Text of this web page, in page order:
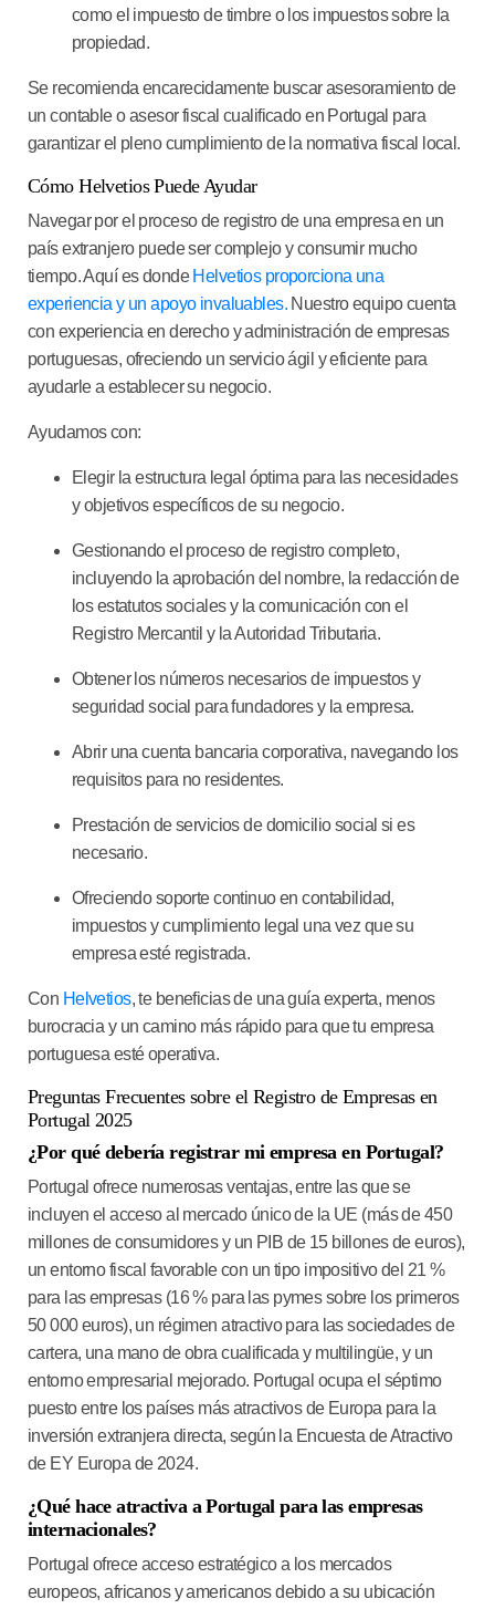
como el impuesto de timbre o los impuestos sobre la
propiedad.
Se recomienda encarecidamente buscar asesoramiento de
un contable o asesor fiscal cualificado en Portugal para
garantizar el pleno cumplimiento de la normativa fiscal local.
Cómo Helvetios Puede Ayudar
Navegar por el proceso de registro de una empresa en un
país extranjero puede ser complejo y consumir mucho
tiempo. Aquí es dondeHelvetios proporciona una
experiencia y un apoyo invaluables. Nuestro equipo cuenta
con experiencia en derecho y administración de empresas
portuguesas, ofreciendo un servicio ágil y eficiente para
ayudarle a establecer su negocio.
Ayudamos con:
Elegir la estructura legal óptima para las necesidades
y objetivos específicos de su negocio.
Gestionando el proceso de registro completo,
incluyendo la aprobación del nombre, la redacción de
los estatutos sociales y la comunicación con el
Registro Mercantil y la Autoridad Tributaria.
Obtener los números necesarios de impuestos y
seguridad social para fundadores y la empresa.
Abrir una cuenta bancaria corporativa, navegando los
requisitos para no residentes.
Prestación de servicios de domicilio social si es
necesario.
Ofreciendo soporte continuo en contabilidad,
impuestos y cumplimiento legal una vez que su
empresa esté registrada.
Con Helvetios, te beneficias de una guía experta, menos
burocracia y un camino más rápido para que tu empresa
portuguesa esté operativa.
Preguntas Frecuentes sobre el Registro de Empresas en
Portugal 2025
¿Por qué debería registrar mi empresa en Portugal?
Portugal ofrece numerosas ventajas, entre las que se
incluyen el acceso al mercado único de la UE (más de 450
millones de consumidores y un PIB de 15 billones de euros),
un entorno fiscal favorable con un tipo impositivo del 21 %
para las empresas (16 % para las pymes sobre los primeros
50 000 euros), un régimen atractivo para las sociedades de
cartera, una mano de obra cualificada y multilingüe, y un
entorno empresarial mejorado. Portugal ocupa el séptimo
puesto entre los países más atractivos de Europa para la
inversión extranjera directa, según la Encuesta de Atractivo
de EY Europa de 2024.
¿Qué hace atractiva a Portugal para las empresas
internacionales?
Portugal ofrece acceso estratégico a los mercados
europeos, africanos y americanos debido a su ubicación